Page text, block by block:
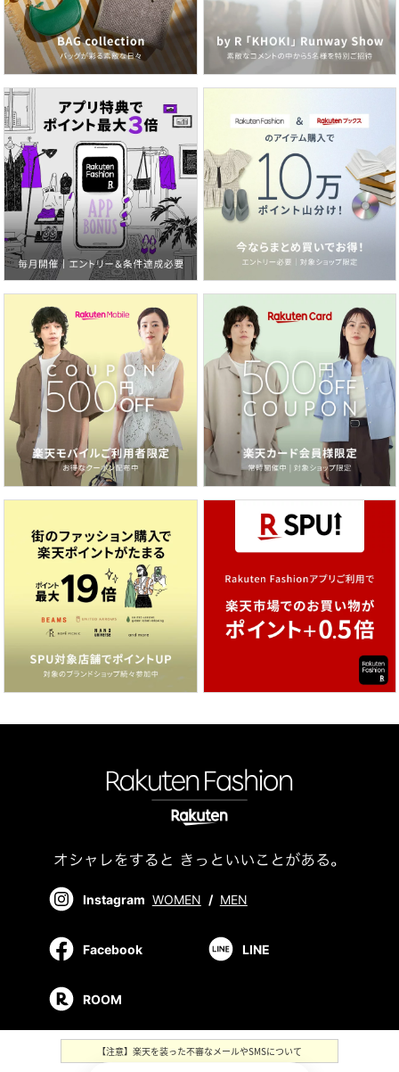
Instagram WOMEN / MEN
Facebook LINE
ROOM
【注意】楽天を装った不審なメールやSMSについて